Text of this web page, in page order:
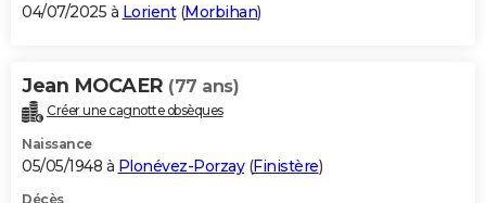
04/07/2025 à Lorient(Morbihan)
Jean MOCAER (77 ans)
Créer une cagnotte obsèques
Naissance
05/05/1948 à Plonévez-Porzay(Finistère)
Décès